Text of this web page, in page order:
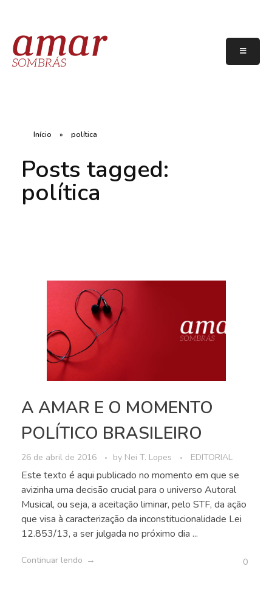
Início » política
Posts tagged:
política
A AMAR E O MOMENTO
POLÍTICO BRASILEIRO
26 de abril de 2016 by Nei T. Lopes EDITORIAL
Este texto é aqui publicado no momento em que se
avizinha uma decisão crucial para o universo Autoral
Musical, ou seja, a aceitação liminar, pelo STF, da ação
que visa à caracterização da inconstitucionalidade Lei
12.853/13, a ser julgada no próximo dia ...
Continuar lendo 0